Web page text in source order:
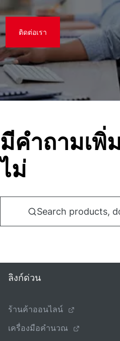
ติดต่อเรา
มีคําถามเพิ่
ไม่
Search products,
ลิงก์ด่วน
ร้านค้าออนไลน์
เครื่องมือคํานวณ